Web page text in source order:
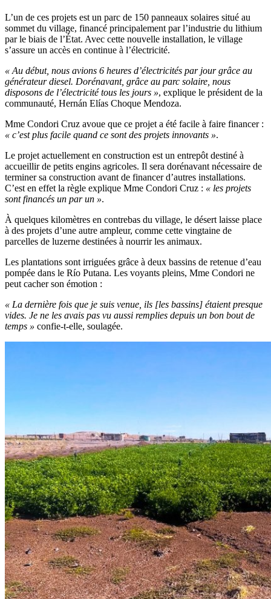
L’un de ces projets est un parc de 150 panneaux solaires situé au
sommet du village, financé principalement par l’industrie du lithium
par le biais de l’État. Avec cette nouvelle installation, le village
s’assure un accès en continue à l’électricité.
« Au début, nous avions 6 heures d’électricités par jour grâce au
générateur diesel. Dorénavant, grâce au parc solaire, nous
disposons de l’électricité tous les jours », explique le président de la
communauté, Hernán Elías Choque Mendoza.
Mme Condori Cruz avoue que ce projet a été facile à faire financer :
« c’est plus facile quand ce sont des projets innovants ».
Le projet actuellement en construction est un entrepôt destiné à
accueillir de petits engins agricoles. Il sera dorénavant nécessaire de
terminer sa construction avant de financer d’autres installations.
C’est en effet la règle explique Mme Condori Cruz : « les projets
sont financés un par un ».
À quelques kilomètres en contrebas du village, le désert laisse place
à des projets d’une autre ampleur, comme cette vingtaine de
parcelles de luzerne destinées à nourrir les animaux.
Les plantations sont irriguées grâce à deux bassins de retenue d’eau
pompée dans le Río Putana. Les voyants pleins, Mme Condori ne
peut cacher son émotion :
« La dernière fois que je suis venue, ils [les bassins] étaient presque
vides. Je ne les avais pas vu aussi remplies depuis un bon bout de
temps » confie-t-elle, soulagée.